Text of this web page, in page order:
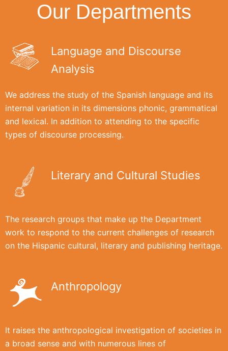
Our Departments
Language and Discourse
Analysis
We address the study of the Spanish language and its
internal variation in its dimensions phonic, grammatical
and lexical. In addition to attending to the specific
types of discourse processing.
Literary and Cultural Studies
The research groups that make up the Department
work to respond to the current challenges of research
on the Hispanic cultural, literary and publishing heritage.
Anthropology
It raises the anthropological investigation of societies in
a broad sense and with numerous lines of